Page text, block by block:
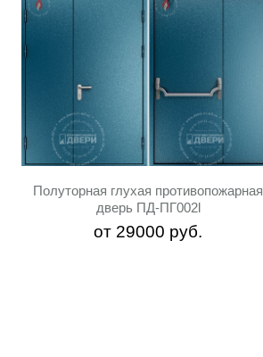
Полуторная глухая противопожарная
дверь ПД-ПГ002l
от 29000 руб.